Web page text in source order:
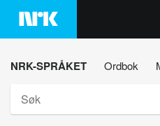
Hopp
innhaldet
NRK-SPRÅKET Ordbok